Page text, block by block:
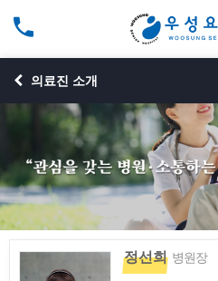
의료진 소개
정선희 병원장